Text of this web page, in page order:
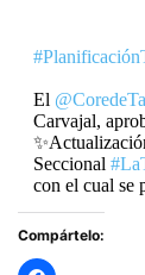
El
Carvajal,
Seccional
con el cual se
— Gobierno
September
Compártelo: